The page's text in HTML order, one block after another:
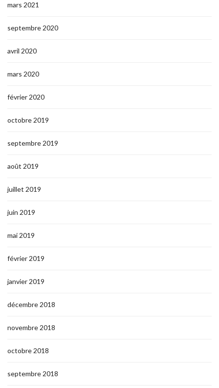
mars 2021
septembre 2020
avril 2020
mars 2020
février 2020
octobre 2019
septembre 2019
août 2019
juillet 2019
juin 2019
mai 2019
février 2019
janvier 2019
décembre 2018
novembre 2018
octobre 2018
septembre 2018